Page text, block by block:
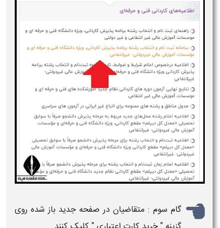
گام سوم : متقاضیان در صفحه جدید باز شده روی